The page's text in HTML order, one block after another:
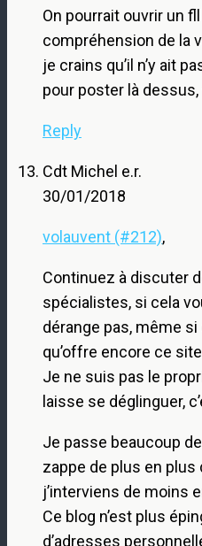
On pourrait ouvrir un
compréhension de la
je crains qu’il n’y ait
pour poster là
Reply
Cdt Michel e.r.
30/01/2018
volauvent (#212),
Continuez à discuter
spécialistes, si cela
dérange pas, même
qu’offre encore ce
Je ne suis pas le
laisse se déglinguer,
Je passe beaucoup
zappe de plus en
j’interviens de moins
Ce blog n’est plus
d’adresses